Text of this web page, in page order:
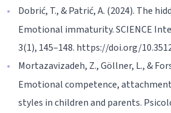
Dobrić, T., & Patrić, A. (2024). The
Emotional immaturity. SCIENCE
3(1), 145–148. https://doi.org/
Mortazavizadeh, Z., Göllner, L., &
Emotional competence,
styles in children and parents.